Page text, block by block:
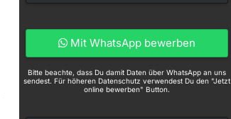
Mit WhatsApp bewerben
Bitte beachte, dass Du damit Daten über WhatsApp an uns
sendest. Für höheren Datenschutz verwendest Du den "Jetzt
online bewerben" Button.